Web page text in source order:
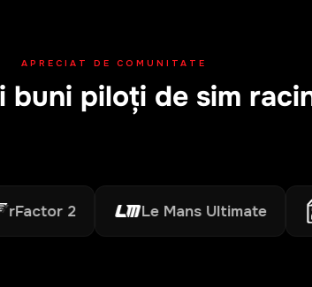
APRECIAT DE COMUNITATE
buni piloți de sim
2 Le Mans Ultimate